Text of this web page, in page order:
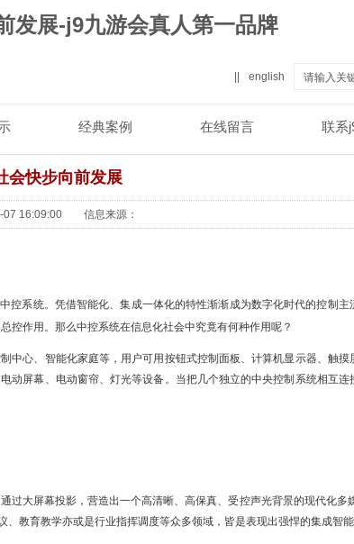
发展-j9九游会真人第一品牌
english
联系
在线留言
经典案例
会快步向前发展
16:09:00 信息来源：
控系统。凭借智能化、集成一体化的特性渐渐成为数字化时代的控制
控作用。那么中控系统在信息化社会中究竟有何种作用呢？
心、智能化家庭等，用户可用按钮式控制面板、计算机显示器、触摸
屏幕、电动窗帘、灯光等设备。当把几个独立的中央控制系统相互连
大屏幕投影，营造出一个高清晰、高保真、受控声光背景的现代化多
教育教学亦或是行业指挥调度等众多领域，皆是表现出强悍的集成智能